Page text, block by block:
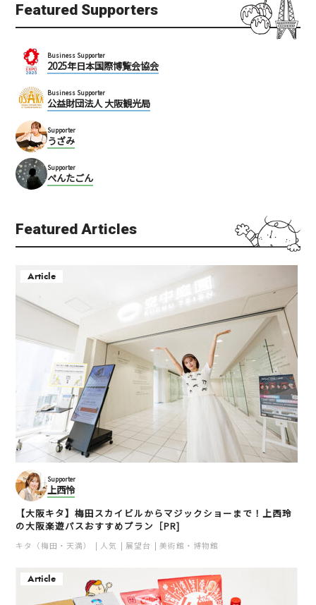
Featured Supporters
Business Supporter
2025年日本国際博覧会協会
Business Supporter
公益財団法人 大阪観光局
Supporter
うざみ
Supporter
ぺんたごん
Featured Articles
Article
Supporter
上西怜
【大阪キタ】梅田スカイビルからマジックショーまで！上西玲
の大阪楽遊パスおすすめプラン［PR]
キタ（梅田・天満） 人気 展望台 美術館・博物館
Article